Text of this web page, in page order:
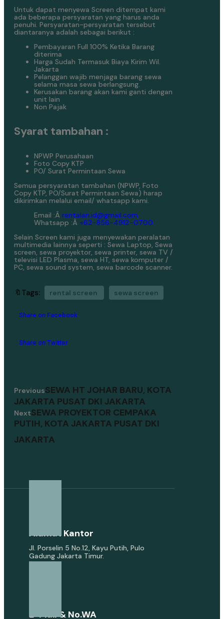
Untuk dapat menyewa Screen ditempat kami
ada beberapa persyaratan yang harus anda
penuhi. Persyaratan-persyaratan tersebut
diantaranya adalah sebagai berikut :
Pembayaran Full 100% Ketika Barang
diterima
Harga Sudah Termasuk Biaya Kirim Wil.
Jakarta
Pelanggan wajib menjaga barang sewa
selama masa sewa berlangsung.
Kerusakan barang akan kami ganti dengan
unit lain
Non Pajak
Syarat tambahan :
NPWP Perusahaan
Foto Copy KTP
PO/ Surat Permintaan Sewa
Semua persyaratan tambahan (NPWP, Foto
Copy KTP, PO/Surat Permintaan Sewa) harap
dikirimkan melalui email/ whatsapp kami.
Email :Â rentalan.id@gmail.com
Whatsapp :Â +62-856-4912-0700
Selain Screen kami juga menyewakan peralatan
multimedia lainnya seperti : Sewa Laptop, Sewa
screen, sewa proyektor, sewa printer, sewa TV /
televisi LED Plasma, sewa HT, sewa komputer /
PC, sewa sound system, sewa barcode scanner.
🔖Tags: rental screen sewa screen
Share on Facebook
Share on Twitter
PreviousSEWA HT JOHAR BARU, KOTA
JAKARTA PUSAT DKI JAKARTA
NextSEWA PROYEKTOR CEMPAKA
PUTIH, KOTA JAKARTA PUSAT DKI
JAKARTA
Alamat Kantor
Jl. Porselin 5 No.12, Kayu Putih, Pulo
Gadung Jakarta Timur.
E-Mail & No.WA